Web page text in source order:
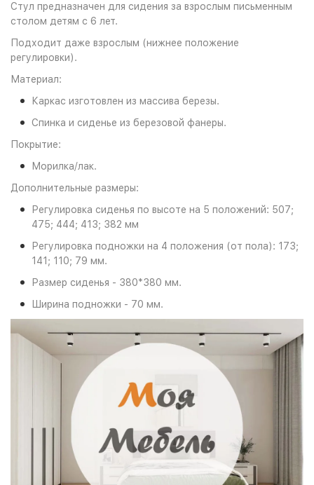
Стул предназначен для сидения за взрослым письменным
столом детям с 6 лет.
Подходит даже взрослым (нижнее положение
регулировки).
Материал:
Каркас изготовлен из массива березы.
Спинка и сиденье из березовой фанеры.
Покрытие:
Морилка/лак.
Дополнительные размеры:
Регулировка сиденья по высоте на 5 положений: 507;
475; 444; 413; 382 мм
Регулировка подножки на 4 положения (от пола): 173;
141; 110; 79 мм.
Размер сиденья - 380*380 мм.
Ширина подножки - 70 мм.